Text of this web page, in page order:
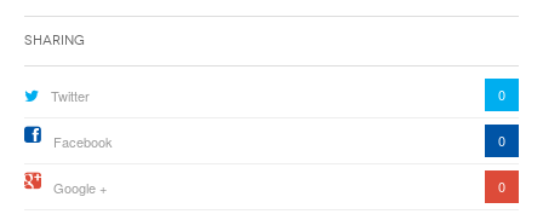
Sharing
Twitter 0
Facebook 0
Google + 0